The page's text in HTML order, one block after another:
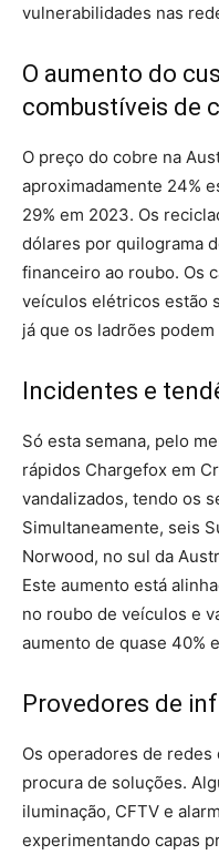
vulnerabilidades nas
O aumento do
combustíveis de
O preço do cobre na
aproximadamente 24%
29% em 2023. Os
dólares por quilograma
financeiro ao roubo. Os
veículos elétricos estão
já que os ladrões
Incidentes e
Só esta semana, pelo
rápidos Chargefox em
vandalizados, tendo os
Simultaneamente, seis
Norwood, no sul da
Este aumento está
no roubo de veículos e
aumento de quase 40%
Provedores de
Os operadores de
procura de soluções.
iluminação, CFTV e
experimentando capas